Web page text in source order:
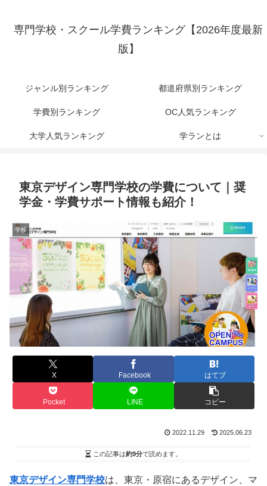
専門学校・スクール学費ランキング【2026年度最新
版】
ジャンル別ランキング 都道府県別ランキング
学費別ランキング OC人気ランキング
大学人気ランキング 学ランとは
東京デザイン専門学校の学費について｜奨
学金・学費サポート情報も紹介！
学校
X Facebook はてブ
Pocket LINE コピー
2022.11.29 2025.06.23
この記事は約9分で読めます。
東京デザイン専門学校は、東京・原宿にあるデザイン、マ